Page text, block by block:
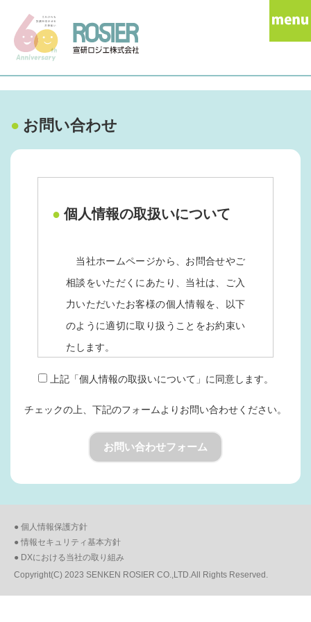
● お問い合わせ
● 個人情報の取扱いについて
当社ホームページから、お問合せやご
相談をいただくにあたり、当社は、ご入
力いただいたお客様の個人情報を、以下
のように適切に取り扱うことをお約束い
たします。
らのご連絡や営業資料のご送付、および
皆様からのお問合せ内容にお答えする目
的で取得し、その目的の範囲を超えて利
個人情報のご提出は皆様の自由な判断
上記「個人情報の取扱いについて」に同意します。
チェックの上、 下記のフォームより お問い合わせください。
お問い合わせフォーム
● 個人情報保護方針
● 情報セキュリティ基本方針
● DXにおける当社の取り組み
Copyright(C) 2023 SENKEN ROSIER CO.,LTD.All Rights Reserved.